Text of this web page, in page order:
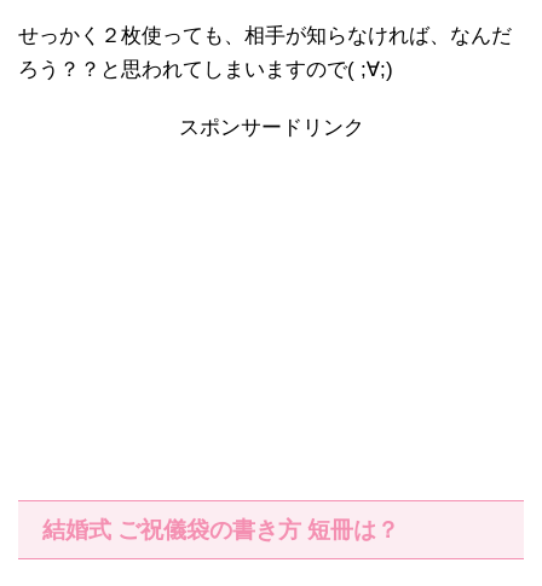
せっかく２枚使っても、相手が知らなければ、なんだ
ろう？？と思われてしまいますので( ;∀;)
スポンサードリンク
結婚式 ご祝儀袋の書き方 短冊は？